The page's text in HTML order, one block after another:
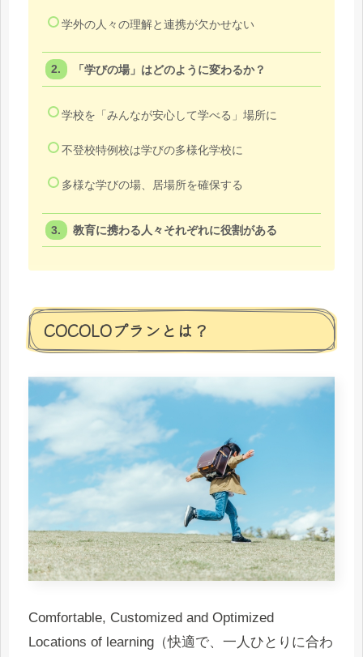
学外の人々の理解と連携が欠かせない
「学びの場」はどのように変わるか？
学校を「みんなが安心して学べる」場所に
不登校特例校は学びの多様化学校に
多様な学びの場、居場所を確保する
教育に携わる人々それぞれに役割がある
COCOLOプランとは？
Comfortable, Customized and Optimized
Locations of learning（快適で、一人ひとりに合わ